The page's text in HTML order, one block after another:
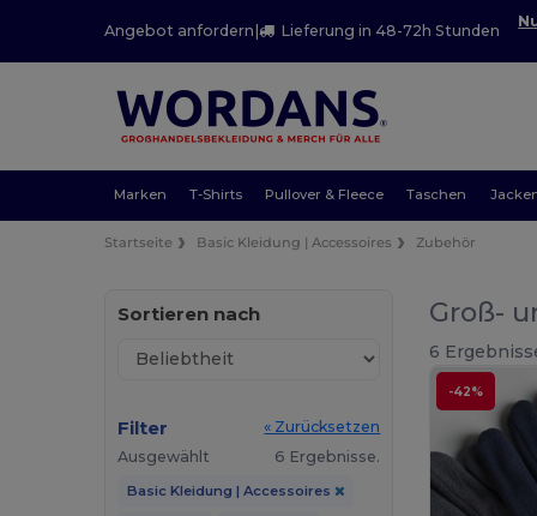
Angebot anfordern | Lieferung in 48-72h Stunden
Marken T-Shirts Pullover & Fleece Taschen
Startseite Basic Kleidung | Accessoires Zubehör
Sortieren nach
Filter
« Zurücksetzen
Ausgewählt
6 Ergebnisse.
Basic Kleidung | Accessoires
Groß-
6
-42%